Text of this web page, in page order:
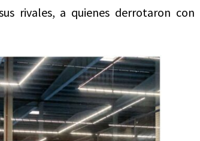
rivales, a quienes derrotaron con